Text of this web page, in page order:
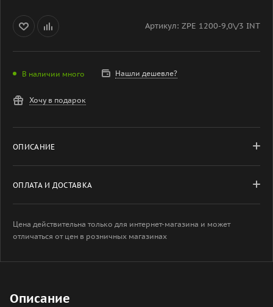
Артикул: ZPE 1200-9,0\/3 INT
В наличии много Нашли дешевле?
Хочу в подарок
ОПИСАНИЕ
ОПЛАТА И ДОСТАВКА
Цена действительна только для интернет-магазина и может
отличаться от цен в розничных магазинах
Описание